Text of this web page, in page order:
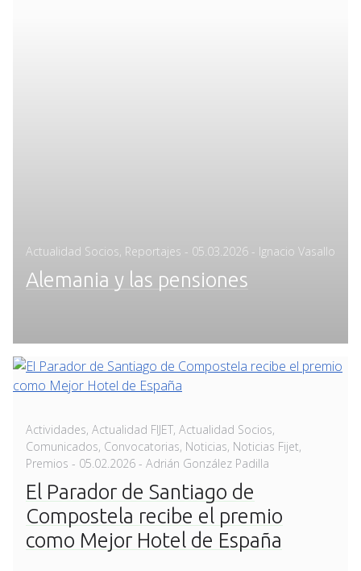
Actualidad Socios Reportajes - Posted
05.03.2026 - Ignacio Vasallo
Alemania y las pensiones
Actividades, Actualidad FIJET, Actualidad Socios,
Comunicados, Convocatorias, Noticias, Noticias Fijet,
Premios - Posted
05.02.2026 - Adrián González Padilla
El Parador de Santiago de
Compostela recibe el premio
como Mejor Hotel de España